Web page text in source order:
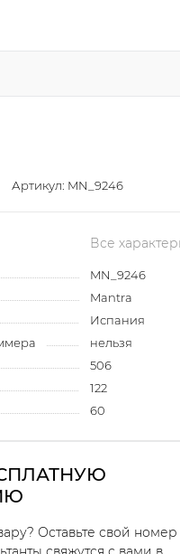
Артикул: MN_9246
Все
MN_9246
Mantra
Испания
нельзя
506
122
60
Оставьте свой номер